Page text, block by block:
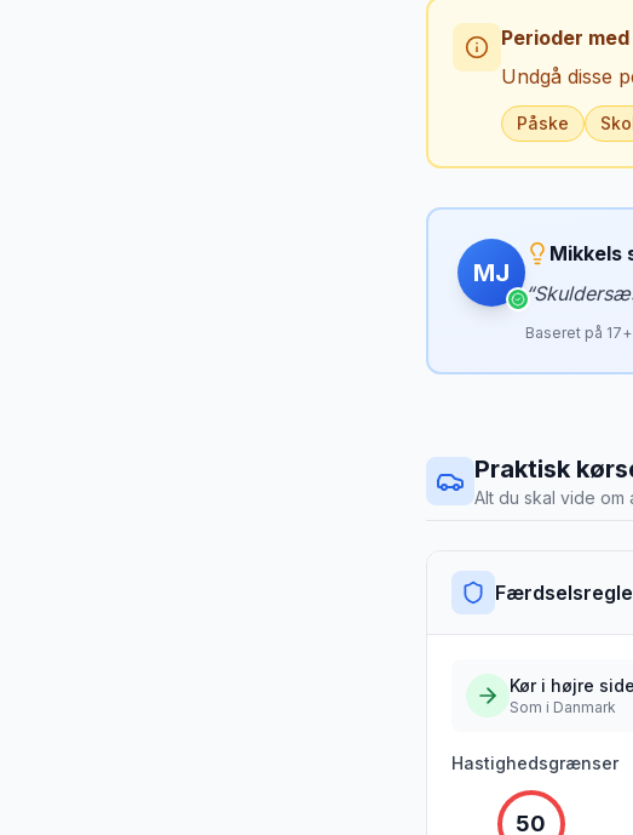
Perioder
Undgå disse
Påske
MJ
Mikkels
“
Baseret på 17
Praktisk
Alt du skal vide om
Kør i højre side
Som i Danmark
Hastighedsgrænser
50